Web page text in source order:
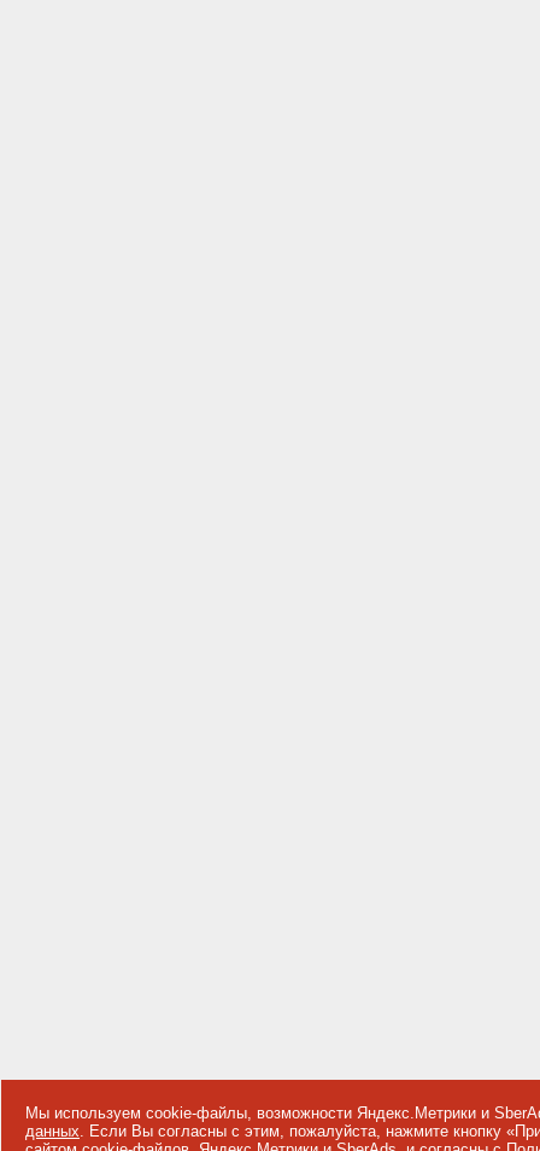
Мы используем cookie-файлы, возможности Яндекс.Метрики и
данных. Если Вы согласны с этим, пожалуйста, нажмите кнопку